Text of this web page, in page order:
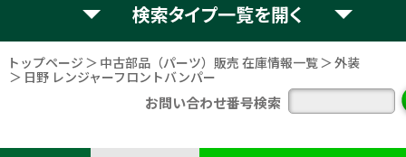
お探し トラック部品（パーツ）を選択 して下さい。
エンジン ミッション
キャビン 電装 内装
検索タイプ一覧
トップページ 中古部品（パーツ）販売 在庫情報一覧
外装
日野 レンジャーフロントバンパー
お問い合わせ番号検索